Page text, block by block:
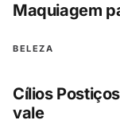
Maquiagem
BELEZA
Cílios
vale